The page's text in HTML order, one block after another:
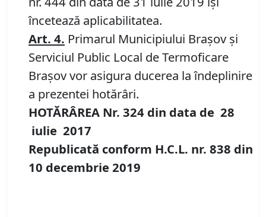
încetează aplicabilitatea.
Art. 4. Primarul Municipiului Brașov și
Serviciul Public Local de Termoficare
Brașov vor asigura ducerea la îndeplinire
a prezentei hotărâri.
HOTĂRÂREA Nr. 324 din data de 28
iulie 2017
Republicată conform H.C.L. nr. 838 din
10 decembrie 2019